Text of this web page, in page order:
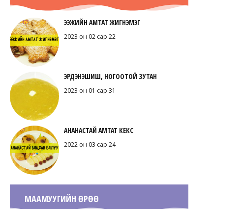
ЭЭЖИЙН АМТАТ ЖИГНЭМЭГ
2023 он 02 сар 22
ЭРДЭНЭШИШ, НОГООТОЙ ЗУТАН
2023 он 01 сар 31
АНАНАСТАЙ АМТАТ КЕКС
2022 он 03 сар 24
МААМУУГИЙН ӨРӨӨ